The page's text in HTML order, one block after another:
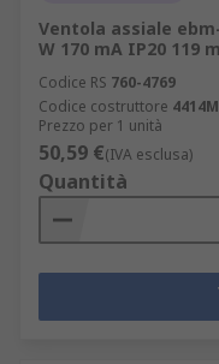
Ventola assiale
W 170 mA IP20 119
Codice RS 760-4769
Codice costruttore 4414M
Prezzo per 1 unità
50,59 €(IVA esclusa)
Quantità